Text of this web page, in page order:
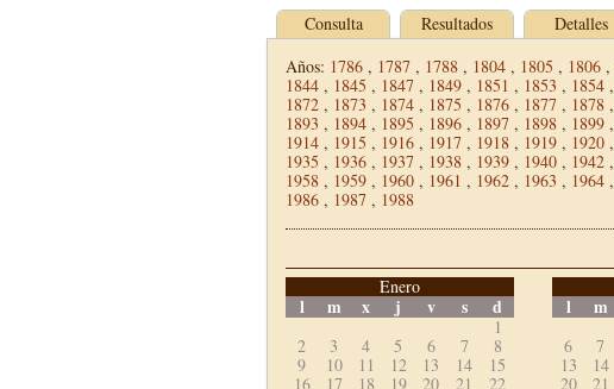
Consulta Resultados Detalles
Años: 1786 , 1787 , 1788 , 1804 , 1805 , 1806 ,
1844 , 1845 , 1847 , 1849 , 1851 , 1853 , 1854 ,
1872 , 1873 , 1874 , 1875 , 1876 , 1877 , 1878 ,
1893 , 1894 , 1895 , 1896 , 1897 , 1898 , 1899 ,
1914 , 1915 , 1916 , 1917 , 1918 , 1919 , 1920 ,
1935 , 1936 , 1937 , 1938 , 1939 , 1940 , 1942 ,
1958 , 1959 , 1960 , 1961 , 1962 , 1963 , 1964 ,
1986 , 1987 , 1988
Enero
l m x j v s d
1
2
3 4 5 6 7
8
9
10 11 12 13 14
15
16
17 18 19 20 21
22
l m
6
7
13
14
20
21